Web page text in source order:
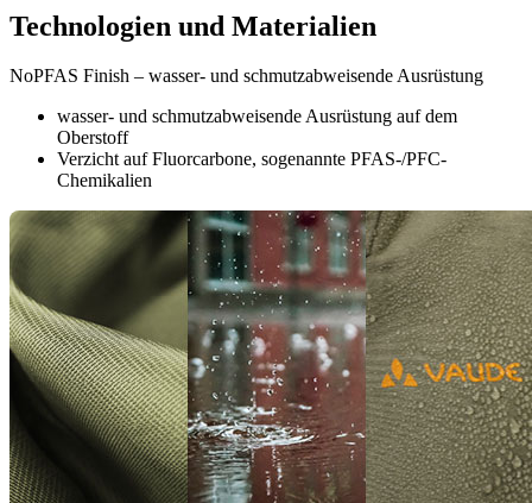
Technologien und Materialien
NoPFAS Finish – wasser- und schmutzabweisende Ausrüstung
wasser- und schmutzabweisende Ausrüstung auf dem
Oberstoff
Verzicht auf Fluorcarbone, sogenannte PFAS-/PFC-
Chemikalien